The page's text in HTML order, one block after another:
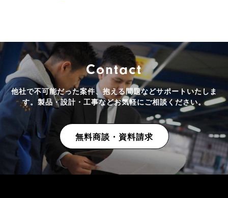
Contact
他社で不可能だった案件、抱える問題などサポートいたしま
す。 製品・設計・工事などお気軽にご相談ください。
無料商談・資料請求